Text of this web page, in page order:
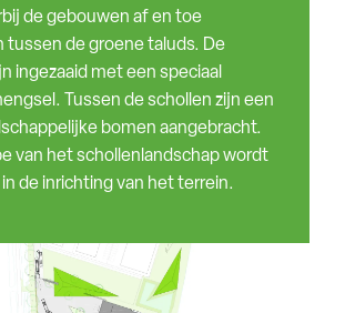
de gebouwen af en toe
tussen de groene taluds. De
ingezaaid met een speciaal
Tussen de schollen zijn een
bomen aangebracht.
van het schollenlandschap wordt
de inrichting van het terrein.